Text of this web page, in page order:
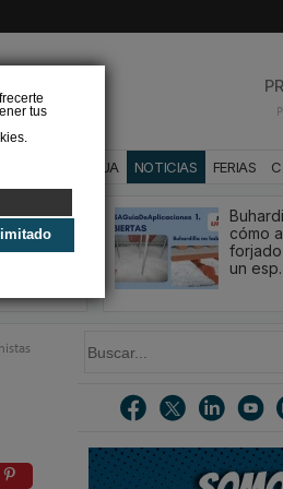
tus
BAÑO Y AGUA NOTICIAS FERIAS
le va a
cómo
un
u
r